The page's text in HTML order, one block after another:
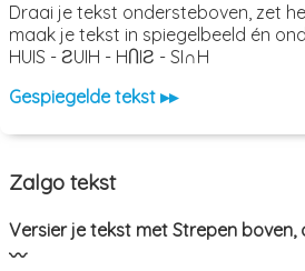
Draai je tekst ondersteboven, zet
maak je tekst in spiegelbeeld én
HUIS - ƧUIH - HႶIƧ - SI∩H
Gespiegelde tekst ▸▸
Zalgo tekst
Versier je tekst met Strepen
〰️